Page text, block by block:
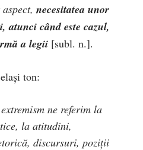
necesitatea unor
când este cazul,
a legii [subl. n.].
ton:
ne referim la
la atitudini,
discursuri, poziții